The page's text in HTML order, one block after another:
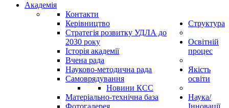
Академія
Контакти
Керівництво
Стратегія розвитку УДЛА до
2030 року
Історія академії
Вчена рада
Науково-методична рада
Самоврядування
Новини КСС
Матеріально-технічна база
Структура
Освітній
процес
Якість
освіти
Наука/